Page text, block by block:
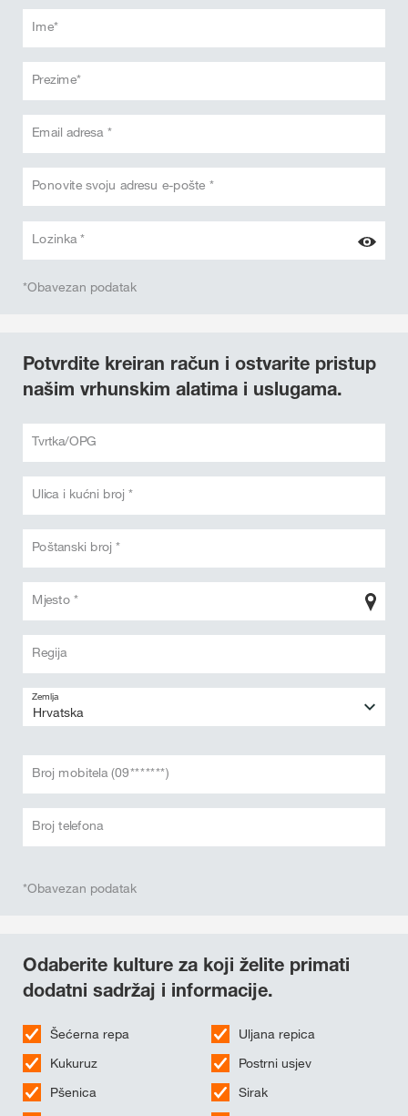
Ime*
Prezime*
Email adresa *
Ponovite svoju adresu e-pošte *
Lozinka *
*Obavezan podatak
Potvrdite kreiran račun i ostvarite pristup
našim vrhunskim alatima i uslugama.
Tvrtka/OPG
Ulica i kućni broj *
Poštanski broj *
Mjesto *
Regija
Zemlja
Broj mobitela (09*******)
Broj telefona
*Obavezan podatak
Odaberite kulture za koji želite primati
dodatni sadržaj i informacije.
Šećerna repa
Kukuruz
Pšenica
Uljana repica
Postrni usjev
Sirak